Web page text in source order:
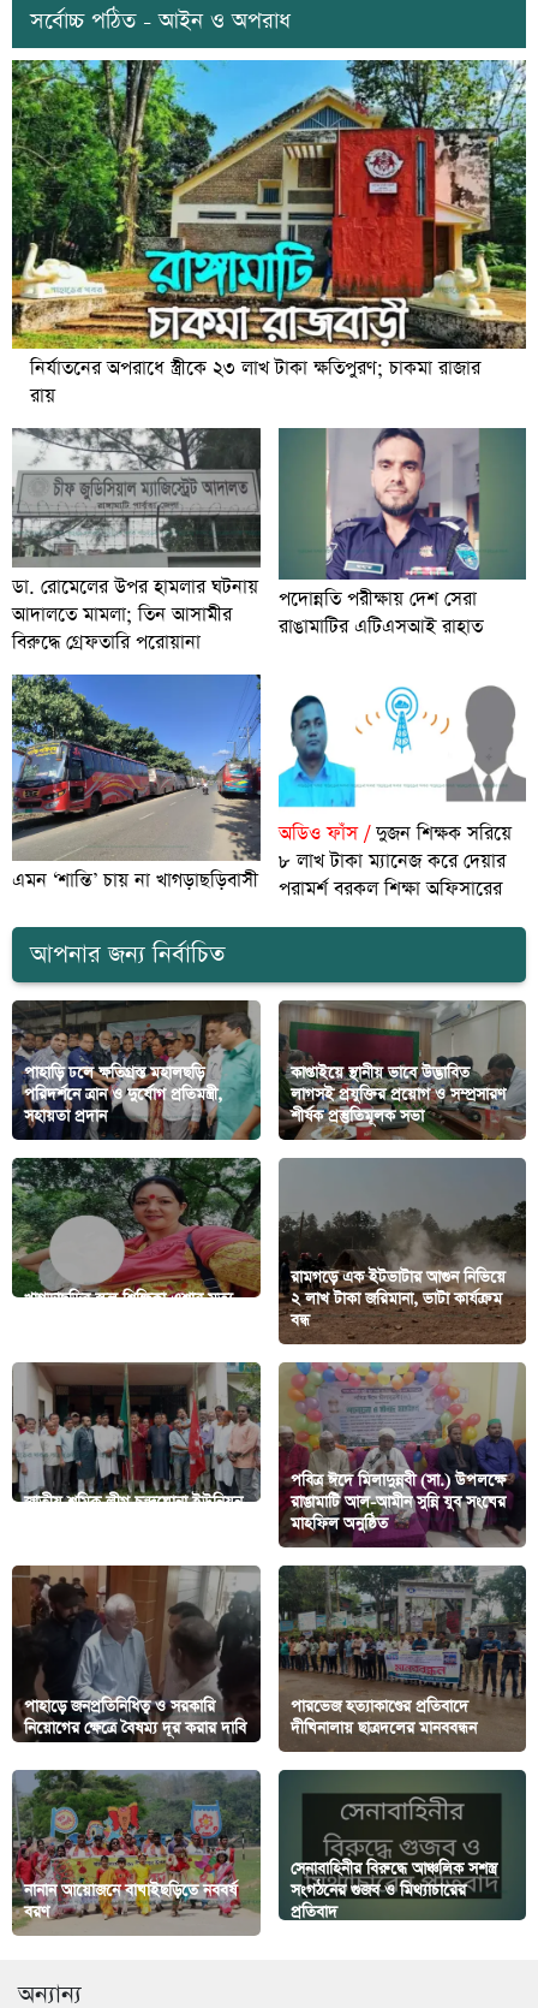
সর্বোচ্চ পঠিত - আইন ও অপরাধ
নির্যাতনের অপরাধে স্ত্রীকে ২৩ লাখ টাকা ক্ষতিপুরণ; চাকমা রাজার
রায়
ডা. রোমেলের উপর হামলার ঘটনায়
আদালতে মামলা; তিন আসামীর
বিরুদ্ধে গ্রেফতারি পরোয়ানা
পদোন্নতি পরীক্ষায় দেশ সেরা
রাঙামাটির এটিএসআই রাহাত
এমন ‘শান্তি’ চায় না খাগড়াছড়িবাসী
অডিও ফাঁস /দুজন শিক্ষক সরিয়ে
৮ লাখ টাকা ম্যানেজ করে দেয়ার
পরামর্শ বরকল শিক্ষা অফিসারের
আপনার জন্য নির্বাচিত
পাহাড়ি ঢলে ক্ষতিগ্রস্ত মহালছড়ি
পরিদর্শনে ত্রান ও দুর্যোগ প্রতিমন্ত্রী,
সহায়তা প্রদান
কাপ্তাইয়ে স্থানীয় ভাবে উদ্ভাবিত
লাগসই প্রযুক্তির প্রয়োগ ও সম্প্রসারণ
শীর্ষক প্রস্তুতিমূলক সভা
খাগড়াছড়ির স্কুল শিক্ষিকা এশার মৃত্যু
রামগড়ে এক ইটভাটার আগুন নিভিয়ে
২ লাখ টাকা জরিমানা, ভাটা কার্যক্রম
বন্ধ
জাতীয় শ্রমিক লীগ চন্দ্রঘোনা ইউনিয়ন
পবিত্র ঈদে মিলাদুন্নবী (সা.) উপলক্ষে
রাঙামাটি আল-আমীন সুন্নি যুব সংঘের
মাহফিল অনুষ্ঠিত
পাহাড়ে জনপ্রতিনিধিত্ব ও সরকারি
নিয়োগের ক্ষেত্রে বৈষম্য দূর করার দাবি
পারভেজ হত্যাকাণ্ডের প্রতিবাদে
দীঘিনালায় ছাত্রদলের মানববন্ধন
নানান আয়োজনে বাঘাইছড়িতে নববর্ষ
বরণ
সেনাবাহিনীর বিরুদ্ধে আঞ্চলিক সশস্ত্র
সংগঠনের গুজব ও মিথ্যাচারের
প্রতিবাদ
অন্যান্য